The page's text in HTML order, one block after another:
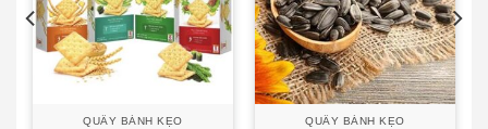
QUẦY BÁNH KẸO QUẦY BÁNH KẸO